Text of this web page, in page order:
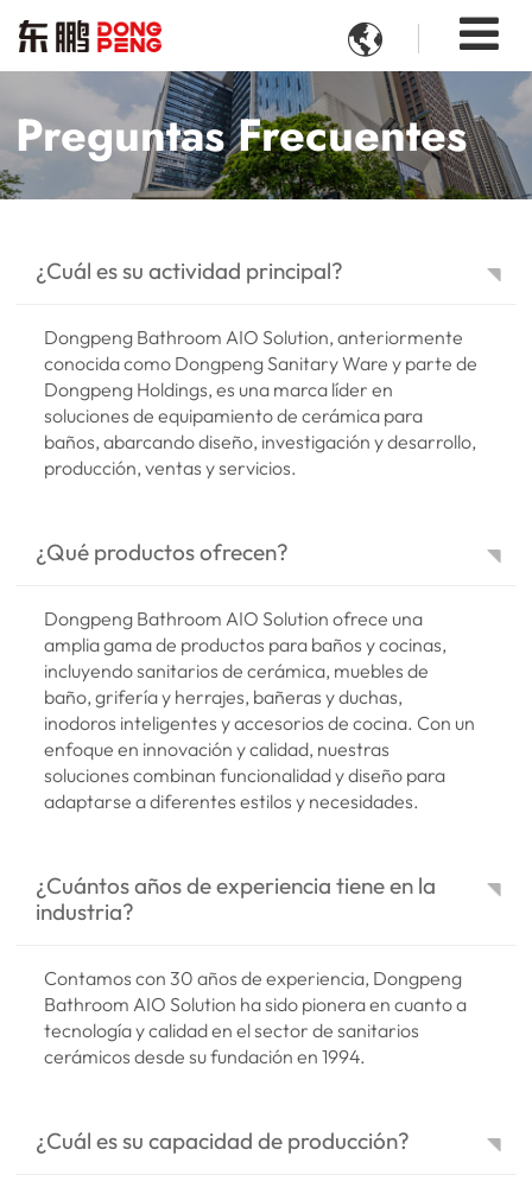

Preguntas Frecuentes
¿Cuál es su actividad principal?
Dongpeng Bathroom AIO Solution, anteriormente
conocida como Dongpeng Sanitary Ware y parte de
Dongpeng Holdings, es una marca líder en
soluciones de equipamiento de cerámica para
baños, abarcando diseño, investigación y desarrollo,
producción, ventas y servicios.
¿Qué productos ofrecen?
Dongpeng Bathroom AIO Solution ofrece una
amplia gama de productos para baños y cocinas,
incluyendo sanitarios de cerámica, muebles de
baño, grifería y herrajes, bañeras y duchas,
inodoros inteligentes y accesorios de cocina. Con un
enfoque en innovación y calidad, nuestras
soluciones combinan funcionalidad y diseño para
adaptarse a diferentes estilos y necesidades.
¿Cuántos años de experiencia tiene en la
industria?
Contamos con 30 años de experiencia, Dongpeng
Bathroom AIO Solution ha sido pionera en cuanto a
tecnología y calidad en el sector de sanitarios
cerámicos desde su fundación en 1994.
¿Cuál es su capacidad de producción?